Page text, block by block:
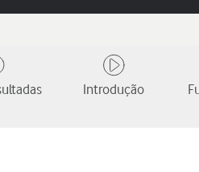
Introdução